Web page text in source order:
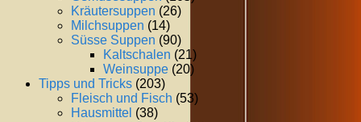
Kräutersuppen (26)
Milchsuppen (14)
Süsse Suppen (90)
Kaltschalen (21)
Weinsuppe (20)
Tipps und Tricks (203)
Fleisch und Fisch (53)
Hausmittel (38)